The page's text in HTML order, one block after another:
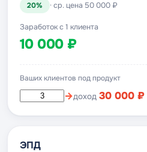
20% · ср. цена 50 000 ₽
Заработок с 1 клиента
10 000 ₽
Ваших клиентов под продукт
→доход 30 000 ₽
ЭПД